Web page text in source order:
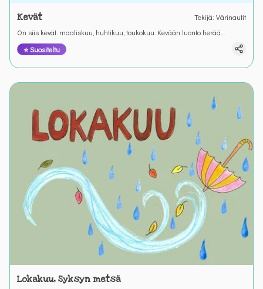
Kevät Tekijä: Värinautit
On siis kevät. maaliskuu, huhtikuu, toukokuu. Kevään luonto herää
Värianuttien kirjoitustehtävässä.
⭐ Suositeltu
Lokakuu, Syksyn metsä